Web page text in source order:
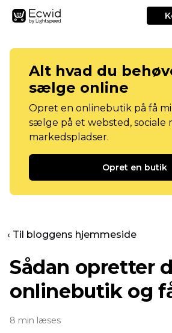
Alt hvad du
sælge online
Opret en onlinebutik på få
sælge på et websted, sociale
markedspladser.
Opret en butik
‹ Til bloggens hjemmeside
Sådan opretter
onlinebutik og
8 min læses